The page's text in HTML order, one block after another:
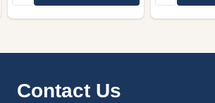
Footer
Contact Us